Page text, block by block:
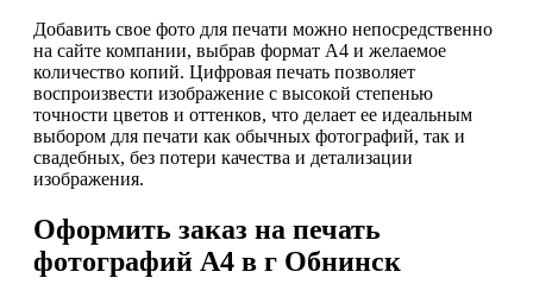
Добавить свое фото для печати можно непосредственно
на сайте компании, выбрав формат А4 и желаемое
количество копий. Цифровая печать позволяет
воспроизвести изображение с высокой степенью
точности цветов и оттенков, что делает ее идеальным
выбором для печати как обычных фотографий, так и
свадебных, без потери качества и детализации
изображения.
Оформить заказ на печать
фотографий А4 в г Обнинск